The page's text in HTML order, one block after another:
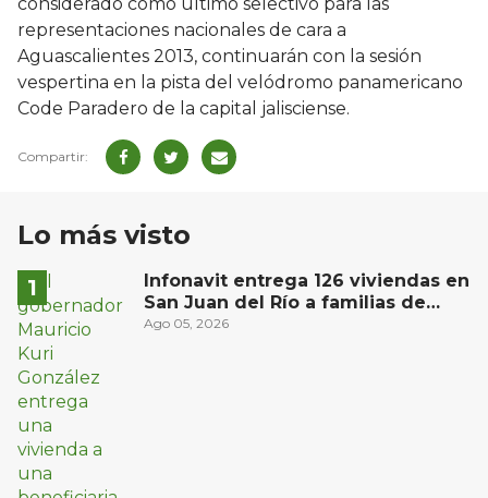
considerado como último selectivo para las
representaciones nacionales de cara a
Aguascalientes 2013, continuarán con la sesión
vespertina en la pista del velódromo panamericano
Code Paradero de la capital jalisciense.
Lo más visto
Infonavit entrega 126 viviendas en
San Juan del Río a familias de
bajos ingresos
Ago 05, 2026